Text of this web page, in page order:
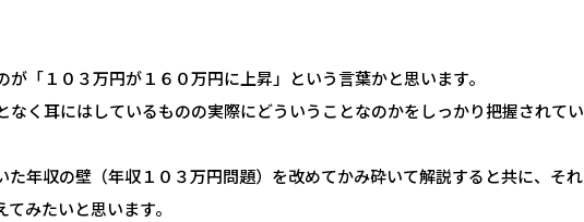
「１０３万円が１６０万円に上昇」という言葉かと思います。
く耳にはしているものの実際にどういうことなのかをしっかり把握されてい
年収の壁（年収１０３万円問題）を改めてかみ砕いて解説すると共に、それ
みたいと思います。